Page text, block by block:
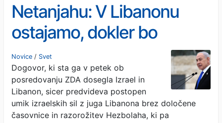
Netanjahu: V Libanonu
ostajamo, dokler bo
Hezbolah grožnja
Novice / Svet
Dogovor, ki sta ga v petek ob
posredovanju ZDA dosegla Izrael in
Libanon, sicer predvideva postopen
umik izraelskih sil z juga Libanona brez določene
časovnice in razorožitev Hezbolaha, ki pa